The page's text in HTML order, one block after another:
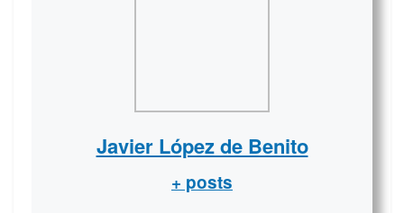
Javier López de Benito
+ posts